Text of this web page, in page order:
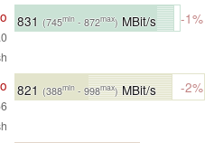
831 (745min - 872max) MBit/s -1%
821 (388min - 998max)MBit/s -2%